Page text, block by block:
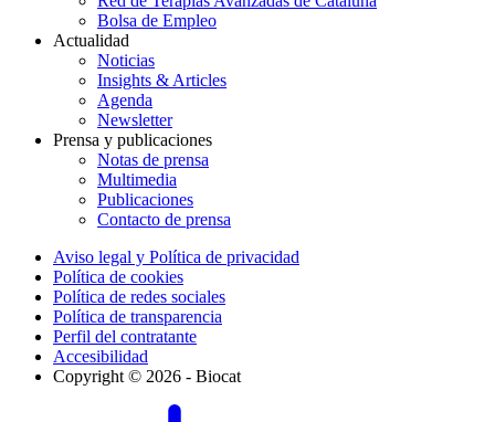
Bolsa de Empleo
Actualidad
Noticias
Insights & Articles
Agenda
Newsletter
Prensa y publicaciones
Notas de prensa
Multimedia
Publicaciones
Contacto de prensa
Aviso legal y Política de privacidad
Política de cookies
Política de redes sociales
Política de transparencia
Perfil del contratante
Accesibilidad
Copyright © 2026 - Biocat